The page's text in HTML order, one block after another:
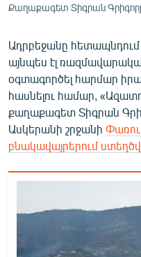
ՏԵՍԱՆՅՈՒԹԵՐ
ԲԱՆԱՎԵՃ
ՁԳՏԵԼՈՎ
ՓՈԴՔԱՍԹ
Русский
ՀԵՏԵՎԵՔ ՄԵԶ
Քաղաքագետ Տիգրան
Ադրբեջանը
այնպես էլ
օգտագործել հարմար
հասնելու համար,
քաղաքագետ Տիգրան
Ասկերանի շրջանի
բնակավայրերում